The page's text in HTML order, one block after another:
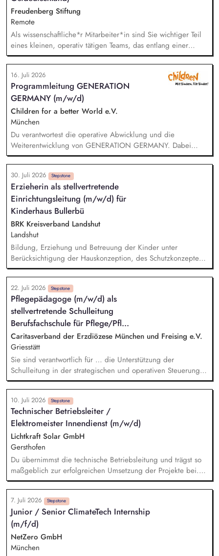
strategischen Weiterentwicklung.
Freudenberg Stiftung
Remote
Als wissenschaftliche*r Mitarbeiter*in sind Sie wichtiger Teil
eines kleinen, operativ tätigen Teams, das entlang einer
klaren Programmatik langfristig soziale Innovation
implementiert. Sie unterstützen die Geschäftsführung bei der
Umsetzung der Stiftungsprogrammatik und entwickeln dabei
die Internationalisierungsstrategie der Stiftung weiter. Sie
übersetzen wissenschaftliche Erkenntnisse in
alltagsangebundene Handlungsansätze entlang unserer
Stiftungsprogrammatik.
16. Juli 2026
Programmleitung GENERATION
GERMANY (m/w/d)
Children for a better World e.V.
München
Du verantwortest die operative Abwicklung und die
Weiterentwicklung von GENERATION GERMANY. Dabei
arbeitest Du im Team und auch eng mit unserem Vorstand
zusammen und übernimmst Verantwortung für die Strategie,
die Umsetzung und das Wachstum des Programms. Dazu
gehören insbesondere: Inhaltliche, strategische und
organisatorische Weiterentwicklung des Programms,
Konzeption, Planung und Durchführung unserer
Demokratieveranstaltungen, Moderation der Veranstaltungen
und Vorbereitung der Panelgäste.
30. Juli 2026 Stepstone
Erzieherin als stellvertretende
Einrichtungsleitung (m/w/d) für
Kinderhaus Bullerbü
BRK Kreisverband Landshut
Landshut
Bildung, Erziehung und Betreuung der Kinder unter
Berücksichtigung der Hauskonzeption, des Schutzkonzeptes,
des BayKiBiG und des BEP Sicherstellung der pädagogischen
Arbeit in Zusammenarbeit mit der Leitung Entlastung der
Leitung durch die verantwortungsvolle Übernahme der ihr
übertragenen Aufgabengebiete Vertretung der Leitung
während ihrer Abwesenheit in allen Aufgabenbereichen
Mitarbeiterführung und Entwicklung Regelung von
Personalangelegenheiten, inkl. Personaleinsatz, Teambildung
und Einarbeitung neuer Mitarbeiter Elternarbeit und
Zusammenarbeit mit dem Elternbeirat
22. Juli 2026 Stepstone
Pflegepädagoge (m/w/d) als
stellvertretende Schulleitung
Berufsfachschule für Pflege/Pfl...
Caritasverband der Erzdiözese München und Freising e.V.
Griesstätt
Sie sind verantwortlich für … die Unterstützung der
Schulleitung in der strategischen und operativen Steuerung
des Schulbetriebs die Mitwirkung an der pädagogischen
Weiterentwicklung sowie an der Qualitätsentwicklung und
Umsetzung moderner didaktischer Konzepte die fachliche
Begleitung und Unterstützung des Lehrkräfte-Teams sowie die
Förderung einer professionellen, wertschätzenden
Zusammenarbeit die Übernahme eigener Lehrtätigkeit in
Theorie und Praxis die Pflege und den Ausbau der
Zusammenarbeit mit Praxispartnern und externen Institutionen
10. Juli 2026 Stepstone
Technischer Betriebsleiter /
Elektromeister Innendienst (m/w/d)
Lichtkraft Solar GmbH
Gersthofen
Du übernimmst die technische Betriebsleitung und trägst so
maßgeblich zur erfolgreichen Umsetzung der Projekte bei.
Deine Expertise setzt Du ein, um Photovoltaikanlagen zu
planen und zu projektieren. Die Erstellung, Prüfung und
Freigabe prozesstechnischer Dokumentationen liegt in
Deinem Verantwortungsbereich. Dir obliegt die Abstimmung
und Koordination innerhalb des Projektteams, damit alles
reibungslos verläuft. Elektrikern vor Ort stehst Du telefonisch
und remote unterstützend zur Seite. Die Anmeldung und
7. Juli 2026 Stepstone
Junior / Senior ClimateTech Internship
(m/f/d)
NetZero GmbH
München